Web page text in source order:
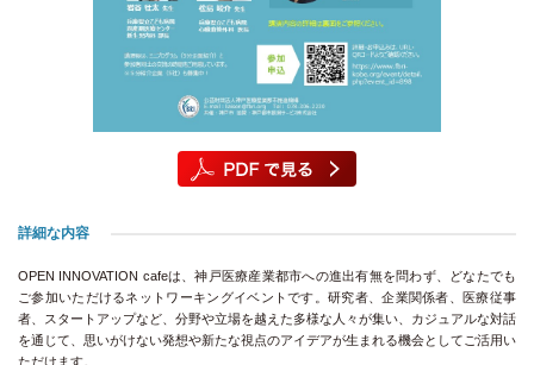
詳細な内容
OPEN INNOVATION cafeは、神戸医療産業都市への進出有無を問わず、どなたでも
ご参加いただけるネットワーキングイベントです。研究者、企業関係者、医療従事
者、スタートアップなど、分野や立場を越えた多様な人々が集い、カジュアルな対話
を通じて、思いがけない発想や新たな視点のアイデアが生まれる機会としてご活用い
ただけます。